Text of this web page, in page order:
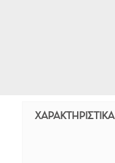
ΧΑΡΑΚΤΗΡΙΣΤΙΚΆ